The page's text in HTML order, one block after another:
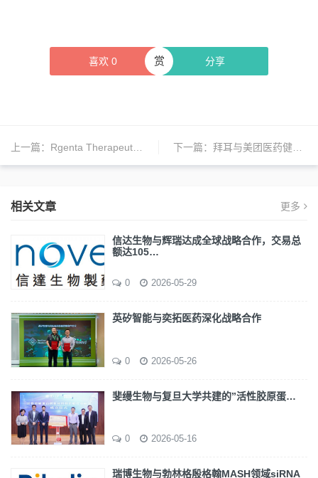
喜欢 0 分享
赏
上一篇： Rgenta Therapeutics与GSK达成战略合作 下一篇： 拜耳与美团医药健康合作再加码，开展营销共建
相关文章 更多
信达生物与辉瑞达成全球战略合作，交易总
额达105…
0 2026-05-29
英矽智能与奕拓医药深化战略合作
0 2026-05-26
斐缦生物与复旦大学共建的”活性胶原蛋…
0 2026-05-16
瑞博生物与勃林格殷格翰MASH领域siRNA